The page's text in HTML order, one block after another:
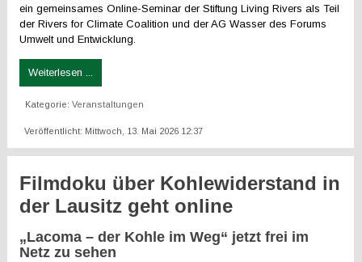
ein gemeinsames Online-Seminar der Stiftung Living Rivers als Teil
der Rivers for Climate Coalition und der AG Wasser des Forums
Umwelt und Entwicklung.
Weiterlesen ...
Kategorie:Veranstaltungen
Veröffentlicht: Mittwoch, 13. Mai 2026 12:37
Filmdoku über Kohlewiderstand in
der Lausitz geht online
„Lacoma – der Kohle im Weg“ jetzt frei im
Netz zu sehen